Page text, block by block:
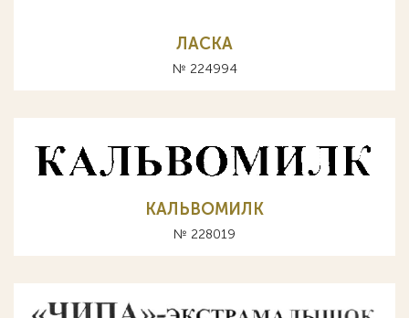
ЛАСКА
№ 224994
КАЛЬВОМИЛК
№ 228019